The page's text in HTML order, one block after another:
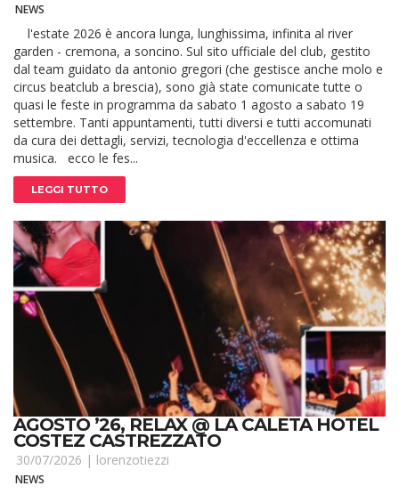
NEWS
l'estate 2026 è ancora lunga, lunghissima, infinita al river
garden - cremona, a soncino. Sul sito ufficiale del club, gestito
dal team guidato da antonio gregori (che gestisce anche molo e
circus beatclub a brescia), sono già state comunicate tutte o
quasi le feste in programma da sabato 1 agosto a sabato 19
settembre. Tanti appuntamenti, tutti diversi e tutti accomunati
da cura dei dettagli, servizi, tecnologia d'eccellenza e ottima
musica. ecco le fes...
LEGGI TUTTO
AGOSTO ’26, RELAX @ LA CALETA HOTEL
COSTEZ CASTREZZATO
30/07/2026 | lorenzotiezzi
NEWS